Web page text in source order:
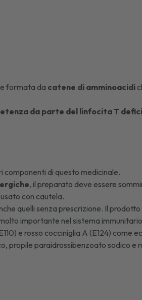
formata da catene di amminoacidi
da parte del linfocita T
componenti di questo medicinale.
, il preparato deve essere
con cautela.
quelli senza prescrizione. Il prodotto
importante nel sistema
e rosso cocciniglia A (E124) come
propile paraidrossibenzoato sodico e